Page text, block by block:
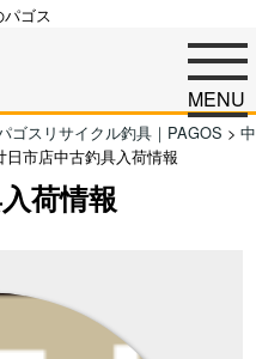
ゴス
MENU
ゴスリサイクル釣具｜PAGOS > 中
日市店中古釣具入荷情報
荷情報